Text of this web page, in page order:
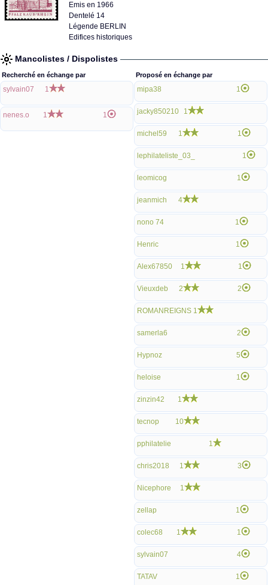
Emis en 1966
Dentelé 14
Légende BERLIN
Edifices historiques
Mancolistes / Dispolistes
Recherché en échange par
sylvain07 1
nenes.o 1 1
Proposé en échange par
mipa38 1
jacky850210 1
michel59 1 1
lephilateliste_03_ 1
leomicog 1
jeanmich 4
nono 74 1
Henric 1
Alex67850 1 1
Vieuxdeb 2 2
ROMANREIGNS 1
samerla6 2
Hypnoz 5
heloise 1
zinzin42 1
tecnop 10
pphilatelie 1
chris2018 1 3
Nicephore 1
zellap 1
colec68 1 1
sylvain07 4
TATAV 1